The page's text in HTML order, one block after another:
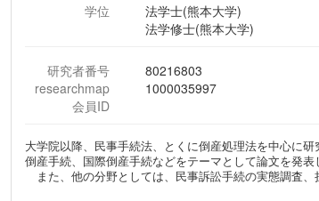
学位
法学士(熊本大学)
法学修士(熊本大学)
研究者番号 80216803
researchmap
会員ID
1000035997
大学院以降、民事手続法、とくに倒産処理法を中心に
倒産手続、国際倒産手続などをテーマとして論文を発表
また、他の分野としては、民事訴訟手続の実態調査、